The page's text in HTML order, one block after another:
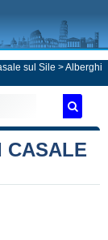
sul Sile > Alberghi
CASALE